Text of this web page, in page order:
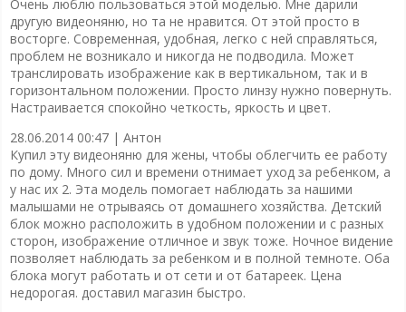
Очень люблю пользоваться этой моделью. Мне дарили
другую видеоняню, но та не нравится. От этой просто в
восторге. Современная, удобная, легко с ней справляться,
проблем не возникало и никогда не подводила. Может
транслировать изображение как в вертикальном, так и в
горизонтальном положении. Просто линзу нужно повернуть.
Настраивается спокойно четкость, яркость и цвет.
28.06.2014 00:47 | Антон
Купил эту видеоняню для жены, чтобы облегчить ее работу
по дому. Много сил и времени отнимает уход за ребенком, а
у нас их 2. Эта модель помогает наблюдать за нашими
малышами не отрываясь от домашнего хозяйства. Детский
блок можно расположить в удобном положении и с разных
сторон, изображение отличное и звук тоже. Ночное видение
позволяет наблюдать за ребенком и в полной темноте. Оба
блока могут работать и от сети и от батареек. Цена
недорогая. доставил магазин быстро.